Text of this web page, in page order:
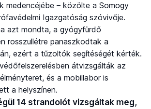
medencéjébe – közölte a Somogy
Igazgatóság szóvivője.
azt mondta, a gyógyfürdő
rosszullétre panaszkodtak a
ezért a tűzoltók segítéségét kérték.
átvizsgálták az
és a mobillabor is
a helyszínen.
14 strandolót vizsgáltak meg,